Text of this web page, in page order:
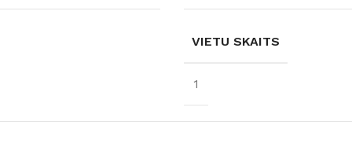
Flīzes
Dekoratīvās
VIETU SKAITS
1